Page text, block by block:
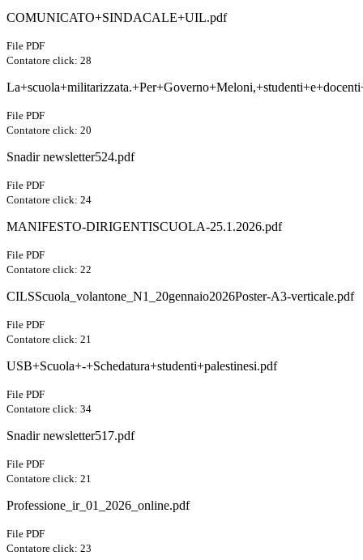
COMUNICATO+SINDACALE+UIL.pdf
File PDF
Contatore click: 28
File PDF
Contatore click: 20
Snadir newsletter524.pdf
File PDF
Contatore click: 24
MANIFESTO-DIRIGENTISCUOLA-25.1.2026.pdf
File PDF
Contatore click: 22
CILSScuola_volantone_N1_20gennaio2026Poster-A3-verticale.pdf
File PDF
Contatore click: 21
USB+Scuola+-+Schedatura+studenti+palestinesi.pdf
File PDF
Contatore click: 34
Snadir newsletter517.pdf
File PDF
Contatore click: 21
Professione_ir_01_2026_online.pdf
File PDF
Contatore click: 23